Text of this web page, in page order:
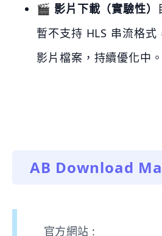
🎬 影片下載（實驗性）
暫不支持 HLS 串流格
影片檔案，持續優化中。
AB Download
官方網站 :